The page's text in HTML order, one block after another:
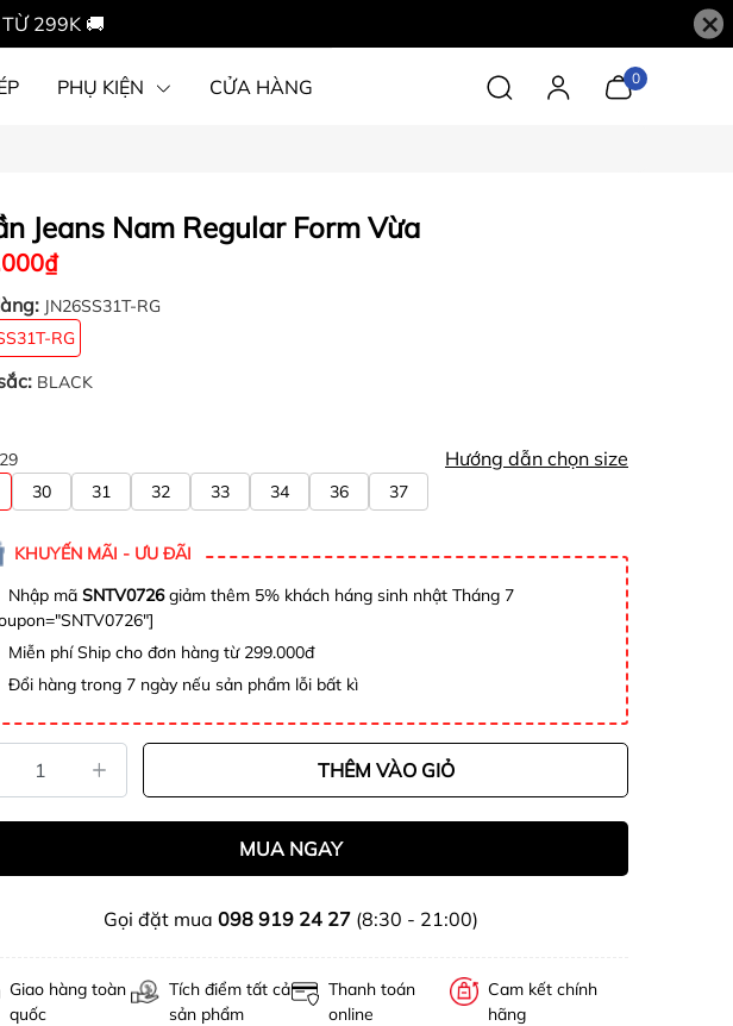
299K 🚚 ×
PHỤ KIỆN CỬA HÀNG 0
Jeans Nam Regular Form Vừa
JN26SS31T-RG
RG
BLACK
29 Hướng dẫn chọn size
30 31 32 33 34 36 37
KHUYẾN MÃI - ƯU ĐÃI
Nhập mã SNTV0726giảm thêm 5% khách háng sinh nhật Tháng 7
Miễn phí Ship cho đơn hàng từ 299.000đ
Đổi hàng trong 7 ngày nếu sản phẩm lỗi bất kì
THÊM VÀO GIỎ
MUA NGAY
Gọi đặt mua 098 919 24 27(8:30 - 21:00)
Giao hàng toàn
quốc
Tích điểm tất cả
sản phẩm
Thanh toán
online
Cam kết chính
hãng